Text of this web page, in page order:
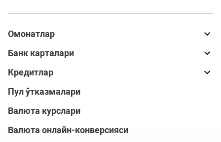
Омонатлар
Банк карталари
Кредитлар
Пул ўтказмалари
Валюта курслари
Валюта онлайн-конверсияси